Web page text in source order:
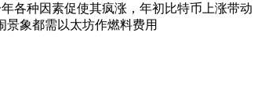
各种因素促使其疯涨，年初比特币上涨带动
景象都需以太坊作燃料费用